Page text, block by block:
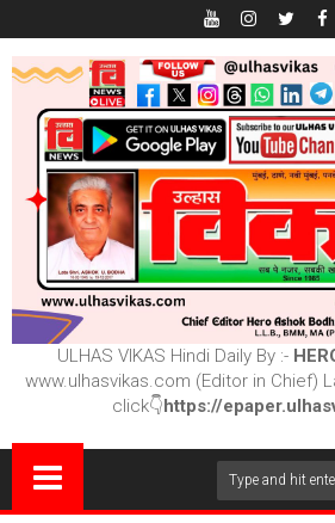
ULHAS VIKAS Hindi Daily By :-
www.ulhasvikas.com (Editor in Chief)
click👇https://